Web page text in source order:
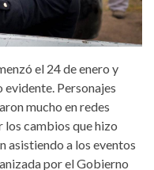
el 24 de enero y
Personajes
mucho en redes
los cambios que hizo
asistiendo a los eventos
por el Gobierno